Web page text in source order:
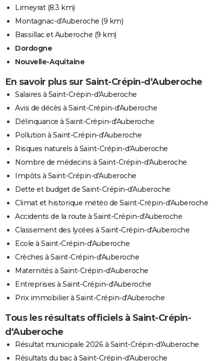
Limeyrat(8.3 km)
Montagnac-d'Auberoche (9 km)
Bassillac et Auberoche (9 km)
Dordogne
Nouvelle-Aquitaine
En savoir plus sur Saint-Crépin-d'Auberoche
Salaires à Saint-Crépin-d'Auberoche
Avis de décès à Saint-Crépin-d'Auberoche
Délinquance à Saint-Crépin-d'Auberoche
Pollution à Saint-Crépin-d'Auberoche
Risques naturels à Saint-Crépin-d'Auberoche
Nombre de médecins à Saint-Crépin-d'Auberoche
Impôts à Saint-Crépin-d'Auberoche
Dette et budget de Saint-Crépin-d'Auberoche
Climat et historique météo de Saint-Crépin-d'Auberoche
Accidents de la route à Saint-Crépin-d'Auberoche
Classement des lycées à Saint-Crépin-d'Auberoche
Ecole à Saint-Crépin-d'Auberoche
Crèches à Saint-Crépin-d'Auberoche
Maternités à Saint-Crépin-d'Auberoche
Entreprises à Saint-Crépin-d'Auberoche
Prix immobilier à Saint-Crépin-d'Auberoche
Tous les résultats officiels à Saint-Crépin-
d'Auberoche
Résultat municipale 2026 à Saint-Crépin-d'Auberoche
Résultats du bac à Saint-Crépin-d'Auberoche